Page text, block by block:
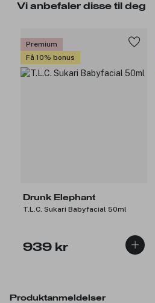
Vi anbefaler disse til deg
Premium
Få 10% bonus
Drunk Elephant
T.L.C. Sukari Babyfacial 50ml
939 kr
Produktanmeldelser